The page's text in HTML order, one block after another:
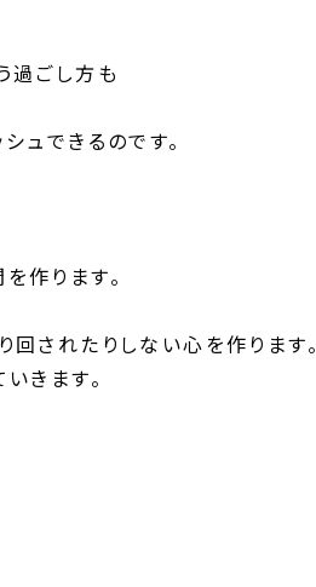
過ごし方も
ュできるのです。
作ります。
されたりしない心を作ります。
きます。